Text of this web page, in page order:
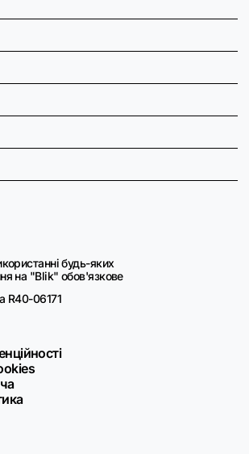
будь-яких
на "Blik" обов'язкове
R40-06171